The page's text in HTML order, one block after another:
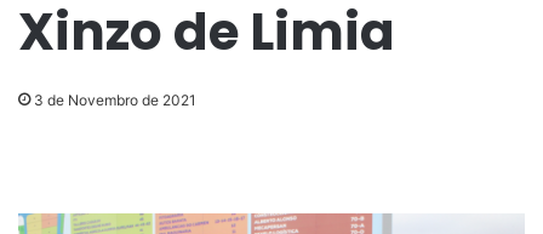
Xinzo de Limia
3 de Novembro de 2021